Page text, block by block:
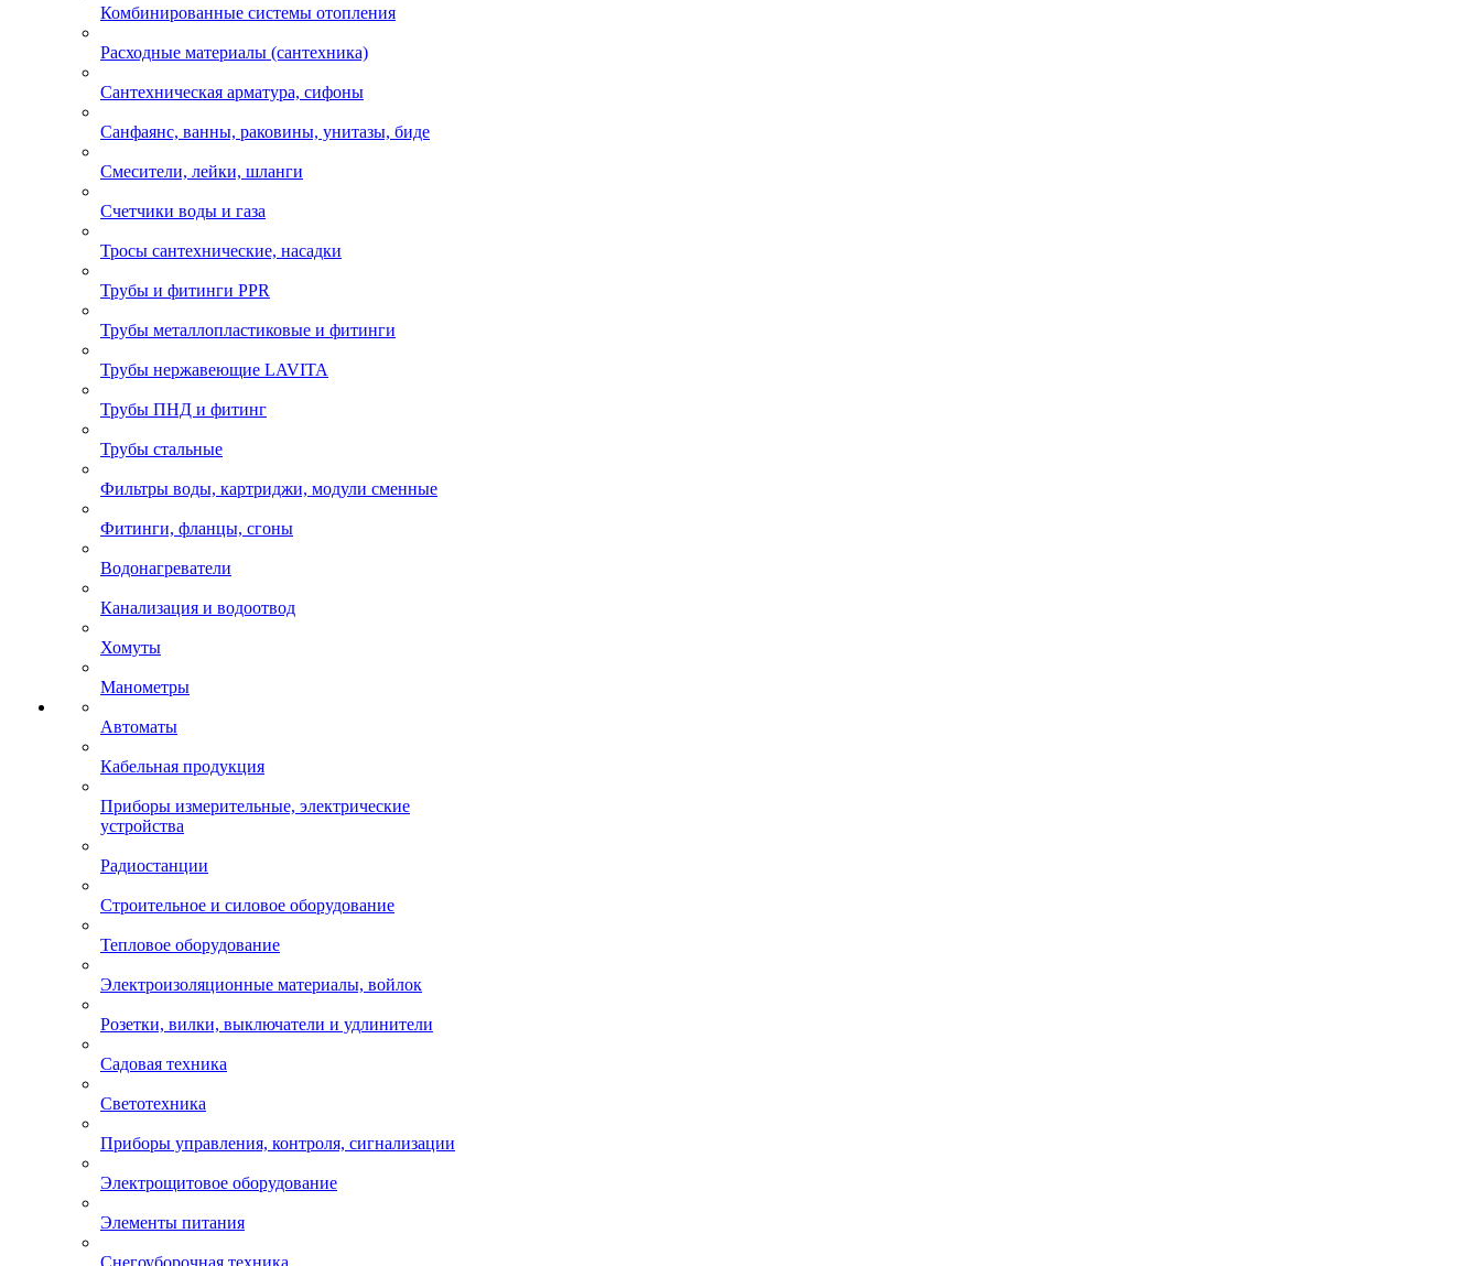
Комбинированные системы отопления
Расходные материалы (сантехника)
Сантехническая арматура, сифоны
Санфаянс, ванны, раковины, унитазы, биде
Смесители, лейки, шланги
Счетчики воды и газа
Тросы сантехнические, насадки
Трубы и фитинги PPR
Трубы металлопластиковые и фитинги
Трубы нержавеющие LAVITA
Трубы ПНД и фитинг
Трубы стальные
Фильтры воды, картриджи, модули сменные
Фитинги, фланцы, сгоны
Водонагреватели
Канализация и водоотвод
Хомуты
Манометры
Автоматы
Кабельная продукция
Приборы измерительные, электрические
устройства
Радиостанции
Строительное и силовое оборудование
Тепловое оборудование
Электроизоляционные материалы, войлок
Розетки, вилки, выключатели и удлинители
Садовая техника
Светотехника
Приборы управления, контроля, сигнализации
Электрощитовое оборудование
Элементы питания
Снегоуборочная техника